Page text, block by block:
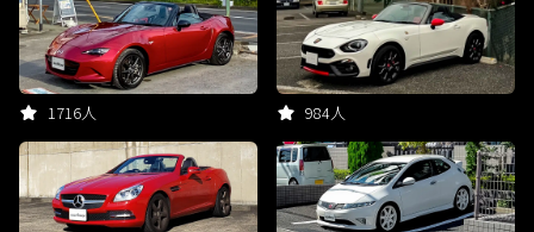
1716人 984人